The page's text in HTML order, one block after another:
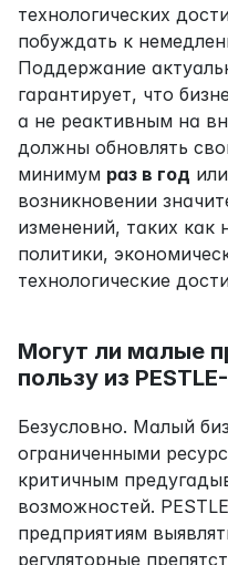
технологических
побуждать к
Поддержание
гарантирует, что
а не реактивным на
должны обновлять
минимум раз в год
возникновении
изменений, таких как
политики,
технологические
Могут ли малые
пользу из
Безусловно. Малый
ограниченными
критичным
возможностей.
предприятиям
регуляторные